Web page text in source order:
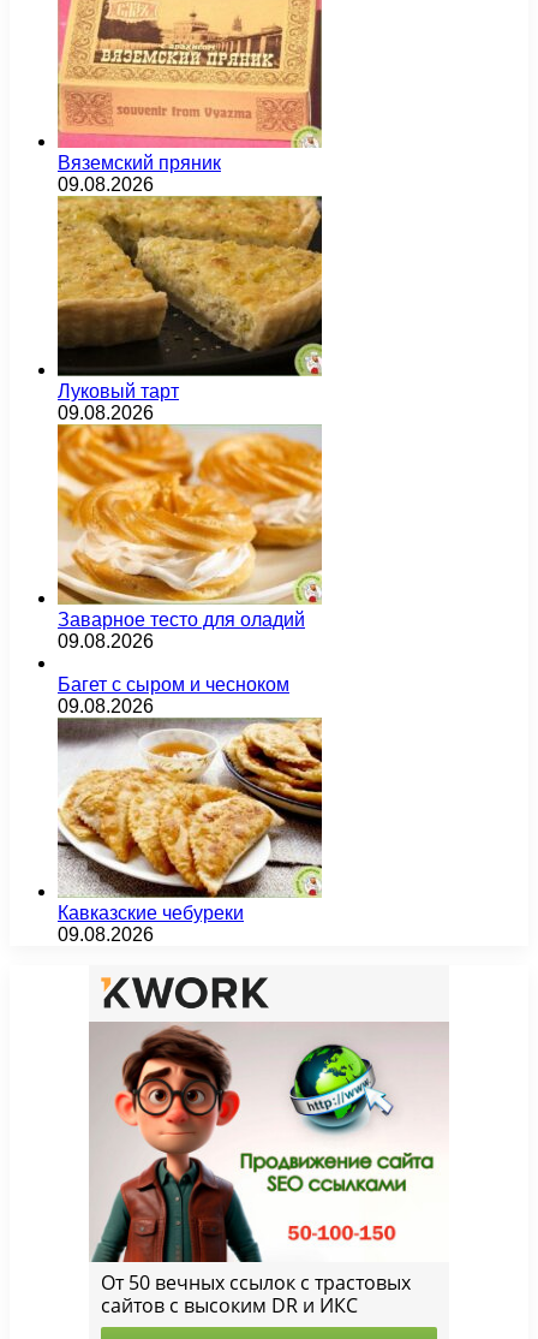
Вяземский пряник
09.08.2026
Луковый тарт
09.08.2026
Заварное тесто для оладий
09.08.2026
Багет с сыром и чесноком
09.08.2026
Кавказские чебуреки
09.08.2026